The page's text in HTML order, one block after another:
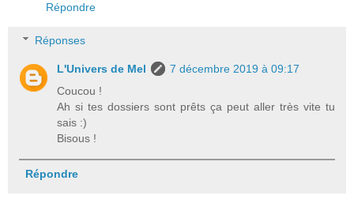
Répondre
Réponses
L'Univers de Mel
7 décembre 2019 à 09:17
Coucou !
Ah si tes dossiers sont prêts ça peut aller très vite tu
sais :)
Bisous !
Répondre